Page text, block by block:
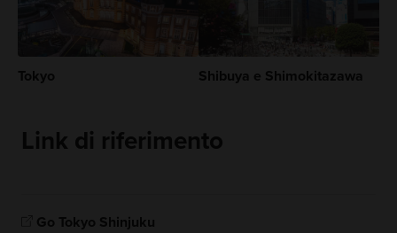
Tokyo Shibuya e Shimokitazawa
Link di riferimento
Go Tokyo Shinjuku